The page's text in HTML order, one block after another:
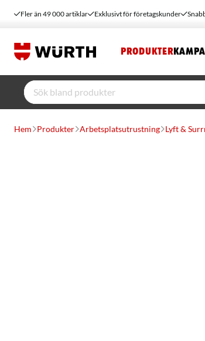
Fler än 49 000 artiklar Exklusivt för företagskunder
PRODUKTER
Hem Produkter Arbetsplatsutrustning Lyft &